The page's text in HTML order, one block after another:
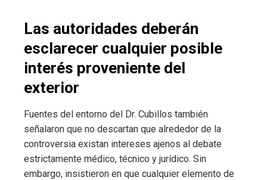
Las autoridades deberán
esclarecer cualquier posible
interés proveniente del
exterior
Fuentes del entorno del Dr. Cubillos también
señalaron que no descartan que alrededor de la
controversia existan intereses ajenos al debate
estrictamente médico, técnico y jurídico. Sin
embargo, insistieron en que cualquier elemento de